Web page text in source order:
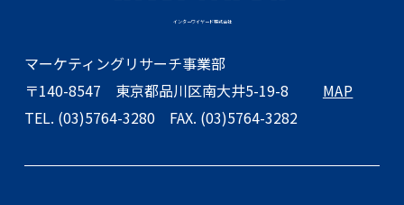
インターワイヤード株式会社
マーケティングリサーチ事業部
〒140-8547 東京都品川区南大井5-19-8
MAP
TEL. (03)5764-3280 FAX. (03)5764-3282